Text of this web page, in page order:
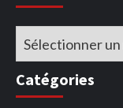
Archives
Catégories